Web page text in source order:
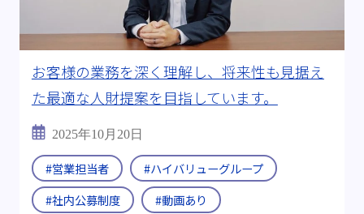
お客様の業務を深く理解し、将来性も見据え
た最適な人財提案を目指しています。
2025年10月20日
#営業担当者
#ハイバリューグループ
#社内公募制度
#動画あり